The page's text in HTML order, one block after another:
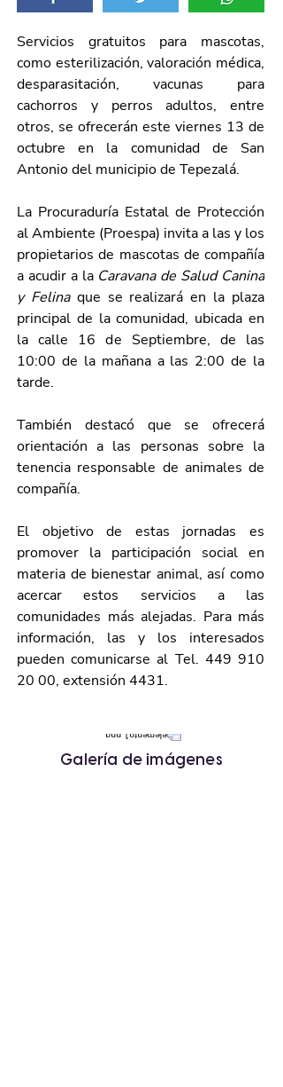
Servicios gratuitos para mascotas,
como esterilización, valoración médica,
desparasitación, vacunas para
cachorros y perros adultos, entre
otros, se ofrecerán este viernes 13 de
octubre en la comunidad de San
Antonio del municipio de Tepezalá.
La Procuraduría Estatal de Protección
al Ambiente (Proespa) invita a las y los
propietarios de mascotas de compañía
a acudir a la Caravana de Salud Canina
y Felina que se realizará en la plaza
principal de la comunidad, ubicada en
la calle 16 de Septiembre, de las
10:00 de la mañana a las 2:00 de la
tarde.
También destacó que se ofrecerá
orientación a las personas sobre la
tenencia responsable de animales de
compañía.
El objetivo de estas jornadas es
promover la participación social en
materia de bienestar animal, así como
acercar estos servicios a las
comunidades más alejadas. Para más
información, las y los interesados
pueden comunicarse al Tel. 449 910
20 00, extensión 4431.
Galería de imágenes